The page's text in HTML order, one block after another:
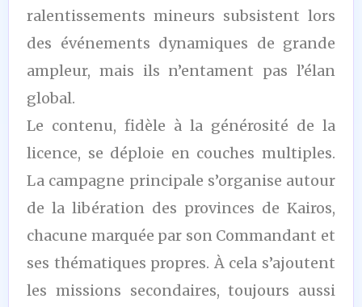
ralentissements mineurs subsistent lors
des événements dynamiques de grande
ampleur, mais ils n’entament pas l’élan
global.
Le contenu, fidèle à la générosité de la
licence, se déploie en couches multiples.
La campagne principale s’organise autour
de la libération des provinces de Kairos,
chacune marquée par son Commandant et
ses thématiques propres. À cela s’ajoutent
les missions secondaires, toujours aussi